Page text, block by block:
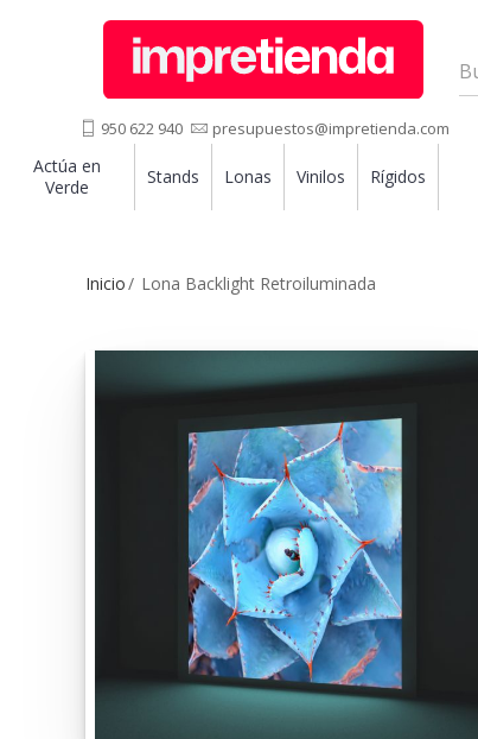
950 622 940 presupuestos@impretienda.com
Actúa en
Verde
Stands Lonas Vinilos Rígidos
Inicio Lona Backlight Retroiluminada